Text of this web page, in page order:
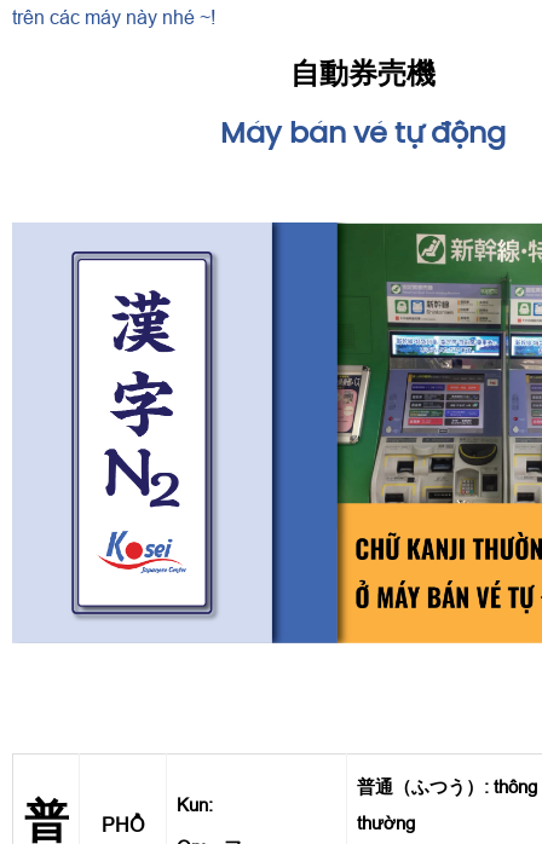
trên các máy này nhé ~!
自動券売機
Máy bán vé tự động
普 PHỔ
Kun:
普通（ふつう）:
thường